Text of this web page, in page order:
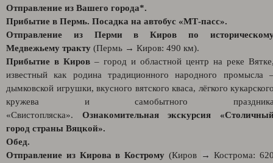
Отправление из Вашего города*.
Прибытие в Пермь. Посадка на автобус «МТ-пасс».
Отправление из Перми в Киров по
Медвежьему тракту (Пермь → Киров: 490 км).
Прибытие в Киров – город и областной центр на реке
известный как родина традиционного народного промысла
дымковской игрушки, вкусного вятского кваса, лёгкого
кружева и самобытного
«Свистопляска». Ознакомительная экскурсия
город страны Вяцкой».
Обед.
Отправление из Кирова в Кострому (Киров → Кострома: